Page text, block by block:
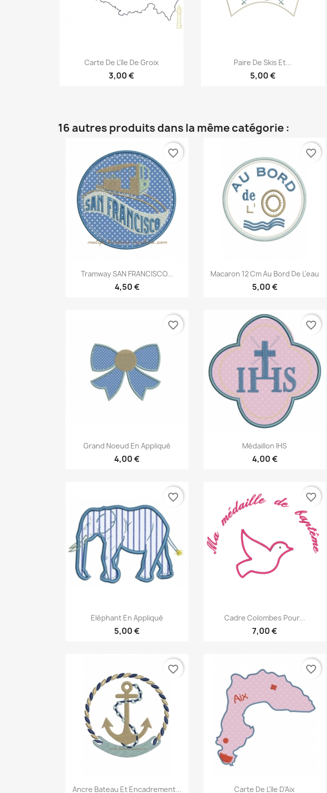
Aperçu rapide
Carte De L'île De Groix
3,00 €
Aperçu rapide
Paire De Skis Et...
5,00 €
16 autres produits dans la même catégorie :
Aperçu rapide
Tramway SAN FRANCISCO...
4,50 €
favorite_border
Aperçu rapide
Macaron 12 Cm Au Bord De L'eau
5,00 €
favorite_border
 Aperçu rapide
Grand Noeud En Appliqué
4,00 €
favorite_border
Aperçu rapide
Médaillon IHS
4,00 €
favorite_border
Aperçu rapide
Eléphant En Appliqué
5,00 €
favorite_border
Aperçu rapide
Cadre Colombes Pour...
7,00 €
favorite_border
Aperçu rapide
Ancre Bateau Et Encadrement...
favorite_border
Aperçu rapide
Carte De L'île D'Aix
favorite_border